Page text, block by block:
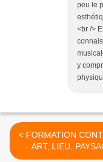
peu le
<br />
y
< FORMATION CONTINUE
- ART, LIEU,
ESPACE